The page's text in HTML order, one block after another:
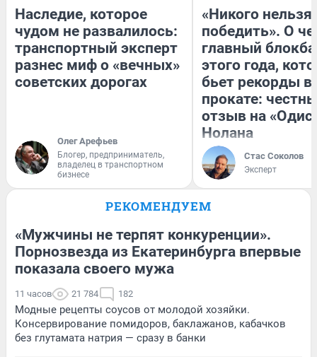
Наследие, которое
чудом не развалилось:
транспортный эксперт
разнес миф о «вечных»
советских дорогах
Олег Арефьев
Блогер, предприниматель,
владелец в транспортном
бизнесе
«Никого нельзя
победить». О
главный
этого года,
бьет рекорды в
прокате:
отзыв на
Нолана
Стас Соколов
Эксперт
РЕКОМЕНДУЕМ
«Мужчины не терпят конкуренции».
Порнозвезда из Екатеринбурга впервые
показала своего мужа
11 часов 21 784 182
Модные рецепты соусов от молодой хозяйки.
Консервирование помидоров, баклажанов, кабачков
без глутамата натрия — сразу в банки